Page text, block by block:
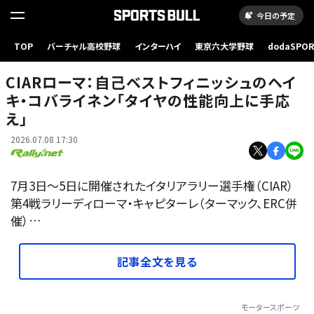
今日の予定
TOP バーチャル高校野球 インターハイ 東京六大学野球
CIARローマ：自己ベストフィニッシュのヘイ
キ・コバライネン「タイヤの性能向上に手応
え」
2026.07.08 17:30
7月3日〜5日に開催されたイタリアラリー選手権（CIAR）
第4戦ラリーディローマ・キャピターレ（ターマック、ERC併
催）…
記事全文を見る
モータースポーツ